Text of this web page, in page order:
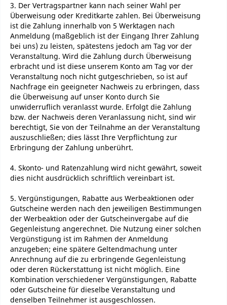
3. Der Vertragspartner kann nach seiner Wahl per
Überweisung oder Kreditkarte zahlen. Bei Überweisung
ist die Zahlung innerhalb von 5 Werktagen nach
Anmeldung (maßgeblich ist der Eingang Ihrer Zahlung
bei uns) zu leisten, spätestens jedoch am Tag vor der
Veranstaltung. Wird die Zahlung durch Überweisung
erbracht und ist diese unserem Konto am Tag vor der
Veranstaltung noch nicht gutgeschrieben, so ist auf
Nachfrage ein geeigneter Nachweis zu erbringen, dass
die Überweisung auf unser Konto durch Sie
unwiderruflich veranlasst wurde. Erfolgt die Zahlung
bzw. der Nachweis deren Veranlassung nicht, sind wir
berechtigt, Sie von der Teilnahme an der Veranstaltung
auszuschließen; dies lässt Ihre Verpflichtung zur
Erbringung der Zahlung unberührt.
4. Skonto- und Ratenzahlung wird nicht gewährt, soweit
dies nicht ausdrücklich schriftlich vereinbart ist.
5. Vergünstigungen, Rabatte aus Werbeaktionen oder
Gutscheine werden nach den jeweiligen Bestimmungen
der Werbeaktion oder der Gutscheinvergabe auf die
Gegenleistung angerechnet. Die Nutzung einer solchen
Vergünstigung ist im Rahmen der Anmeldung
anzugeben; eine spätere Geltendmachung unter
Anrechnung auf die zu erbringende Gegenleistung
oder deren Rückerstattung ist nicht möglich. Eine
Kombination verschiedener Vergünstigungen, Rabatte
oder Gutscheine für dieselbe Veranstaltung und
denselben Teilnehmer ist ausgeschlossen.